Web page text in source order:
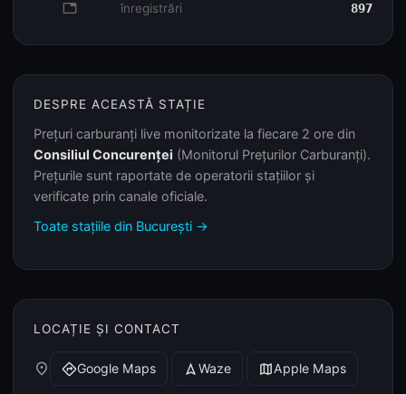
database înregistrări 897
DESPRE ACEASTĂ STAȚIE
Prețuri carburanți live monitorizate la fiecare 2 ore din
Consiliul Concurenței (Monitorul Prețurilor Carburanți).
Prețurile sunt raportate de operatorii stațiilor și
verificate prin canale oficiale.
Toate stațiile din București →
LOCAȚIE ȘI CONTACT
place directionsGoogle Maps navigation Waze mapApple Maps